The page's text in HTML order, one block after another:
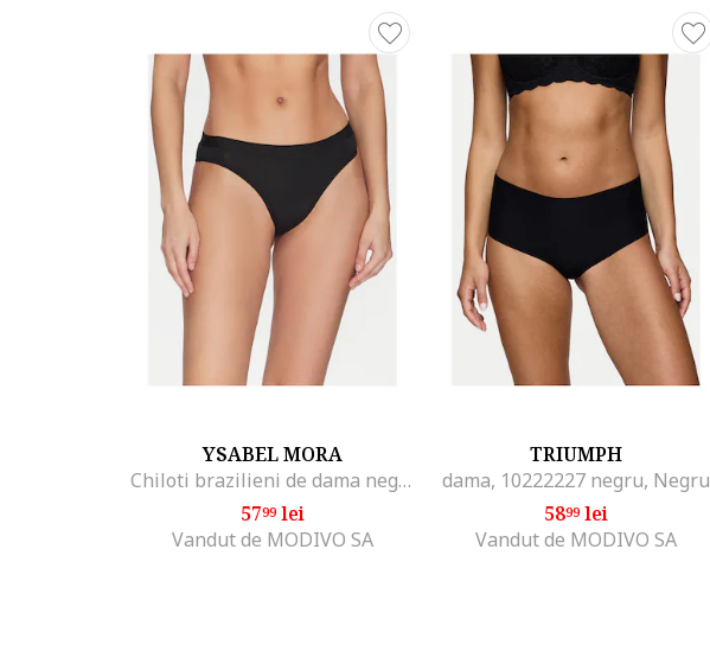
YSABEL MORA
Chiloti brazilieni de dama negru, nylon
5799lei
Vandut de MODIVO SA
TRIUMPH
dama, 10222227 negru, Negru
5899lei
Vandut de MODIVO SA